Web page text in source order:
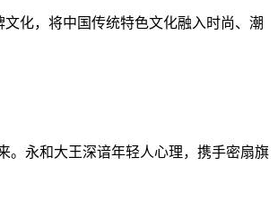
化，将中国传统特色文化融入时尚、潮
永和大王深谙年轻人心理，携手密扇旗